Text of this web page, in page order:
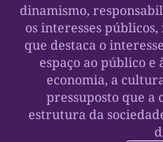
dinamismo,
os interesses
que destaca o
espaço ao público e
economia, a
pressuposto que a
estrutura da